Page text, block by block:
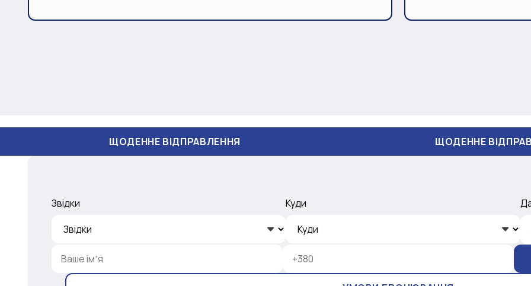
ЩОДЕННЕ ВІДПРАВЛЕННЯ ЩОДЕННЕ ВІДПРАВЛЕННЯ
Звідки Куди